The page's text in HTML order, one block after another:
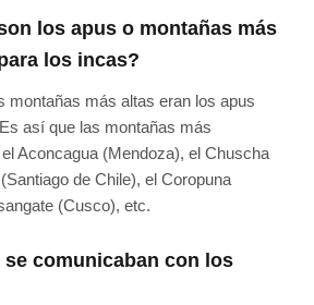
los apus o montañas más
los incas?
montañas más altas eran los apus
así que las montañas más
Aconcagua (Mendoza), el Chuscha
de Chile), el Coropuna
(Cusco), etc.
se comunicaban con los